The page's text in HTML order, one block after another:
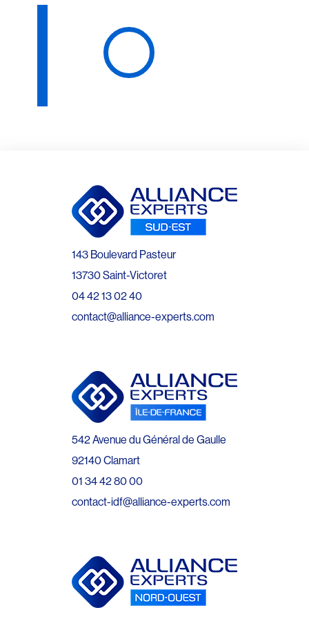
143 Boulevard Pasteur
13730 Saint-Victoret
04 42 13 02 40
contact@alliance-experts.com
542 Avenue du Général de Gaulle
92140 Clamart
01 34 42 80 00
contact-idf@alliance-experts.com